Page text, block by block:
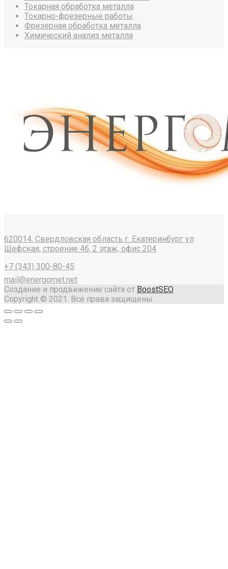
Токарная обработка металла
Токарно-фрезерные работы
Фрезерная обработка металла
Химический анализ металла
620014, Свердловская область г. Екатеринбург ул
Шефская, строение 4б, 2 этаж, офис 204
+7 (343) 300-80-45
mail@energomet.net
Создание и продвижение сайта от BoostSEO
Copyright © 2021. Все права защищены.